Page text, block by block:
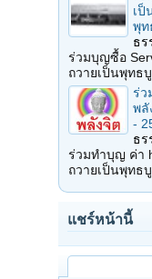
เป็
พุท
ธ
ร่วมบุญซื้อ
ถวายเป็นพุทธ
ร่ว
พลั
-
ธ
ร่วมทำบุญ ค่า
ถวายเป็นพุท
แชร์หน้านี้